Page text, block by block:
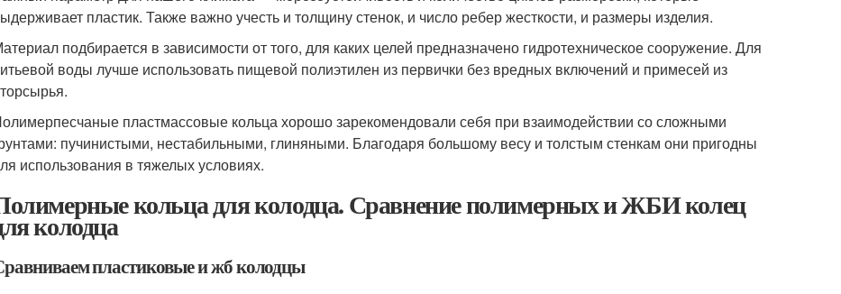
пластик. Также важно учесть и толщину стенок, и число ребер жесткости, и размеры изделия.
подбирается в зависимости от того, для каких целей предназначено гидротехническое сооружение. Для
воды лучше использовать пищевой полиэтилен из первички без вредных включений и примесей из
пластмассовые кольца хорошо зарекомендовали себя при взаимодействии со сложными
пучинистыми, нестабильными, глиняными. Благодаря большому весу и толстым стенкам они пригодны
использования в тяжелых условиях.
кольца для колодца. Сравнение полимерных и ЖБИ колец
колодца
пластиковые и жб колодцы